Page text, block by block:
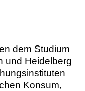
dem Studium
und Heidelberg
Konsum,